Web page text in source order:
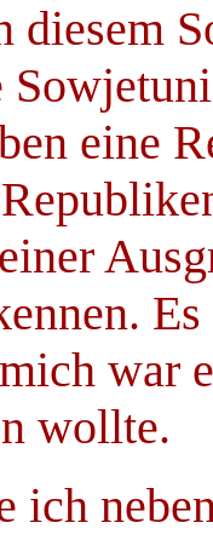
diesem
eine
war
wollte.
ich